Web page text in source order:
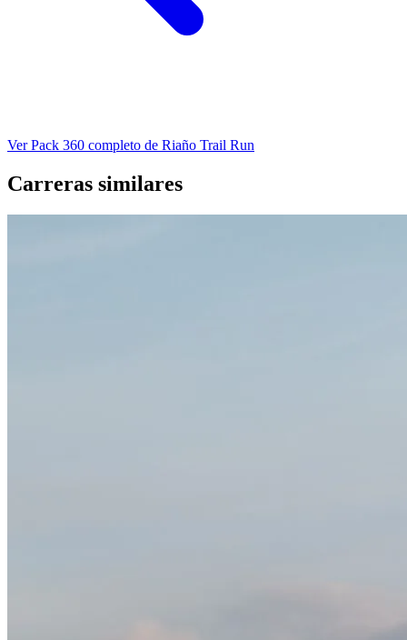
Ver Pack 360 completo de Riaño Trail Run
Carreras similares